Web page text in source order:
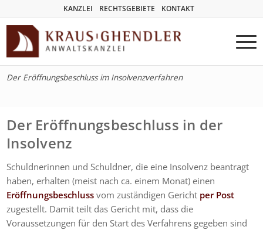
KANZLEI RECHTSGEBIETE KONTAKT
Der Eröffnungsbeschluss im Insolvenzverfahren
Der Eröffnungsbeschluss in der
Insolvenz
Schuldnerinnen und Schuldner, die eine Insolvenz beantragt
haben, erhalten (meist nach ca. einem Monat) einen
Eröffnungsbeschluss vom zuständigen Gericht per Post
zugestellt. Damit teilt das Gericht mit, dass die
Voraussetzungen für den Start des Verfahrens gegeben sind